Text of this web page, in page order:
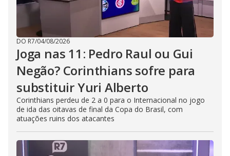
DO R7/04/08/2026
Joga nas 11: Pedro Raul ou Gui
Negão? Corinthians sofre para
substituir Yuri Alberto
Corinthians perdeu de 2 a 0 para o Internacional no jogo
de ida das oitavas de final da Copa do Brasil, com
atuações ruins dos atacantes